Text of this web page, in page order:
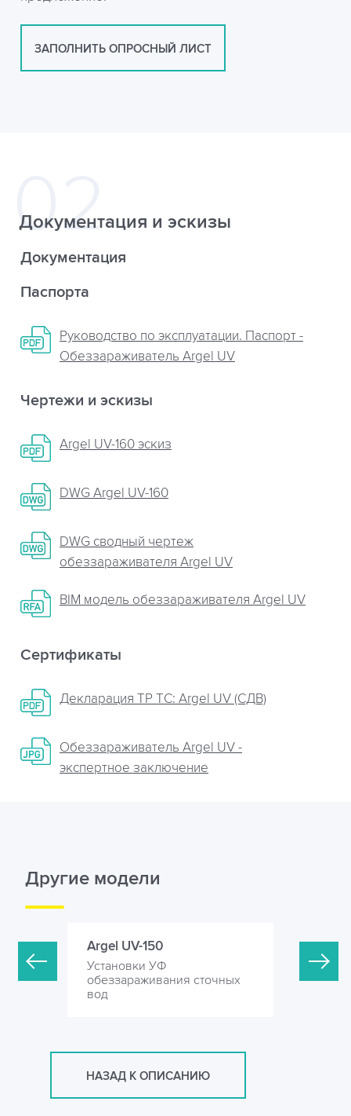
ЗАПОЛНИТЬ ОПРОСНЫЙ ЛИСТ
Документация и эскизы
Документация
Паспорта
Руководство по эксплуатации. Паспорт -
Обеззараживатель Argel UV
Чертежи и эскизы
Argel UV-160 эскиз
DWG Argel UV-160
DWG сводный чертеж
обеззараживателя Argel UV
BIM модель обеззараживателя Argel UV
Сертификаты
Декларация ТР ТС: Argel UV (СДВ)
Обеззараживатель Argel UV -
экспертное заключение
Другие модели
Argel UV-150
Установки УФ
обеззараживания сточных
вод
Argel
НАЗАД К ОПИСАНИЮ